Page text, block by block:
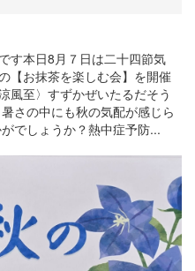
す本日8月７日は二十四節気
【お抹茶を楽しむ会】を開催
風至〉すずかぜいたるだそう
さの中にも秋の気配が感じら
でしょうか？熱中症予防...